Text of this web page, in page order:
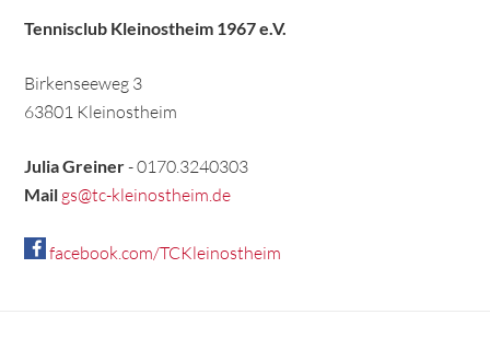
Tennisclub Kleinostheim 1967 e.V.
Birkenseeweg 3
63801 Kleinostheim
Julia Greiner- 0170.3240303
Mail gs@tc-kleinostheim.de
facebook.com/TCKleinostheim